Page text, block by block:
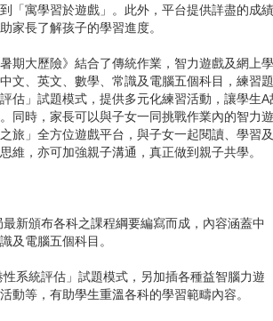
「寓學習於遊戲」。此外，平台提供詳盡的成績
家長了解孩子的學習進度。
期大歷險》結合了傳統作業，智力遊戲及網上學
文、英文、數學、常識及電腦五個科目，練習題
估」試題模式，提供多元化練習活動，讓學生A
同時，家長可以與子女一同挑戰作業內的智力遊
旅」全方位遊戲平台，與子女一起閱讀、學習及
維，亦可加強親子溝通，真正做到親子共學。
最新頒布各科之課程綱要編寫而成，內容涵蓋中
及電腦五個科目。
性系統評估」試題模式，另加插各種益智腦力遊
動等，有助學生重溫各科的學習範疇內容。